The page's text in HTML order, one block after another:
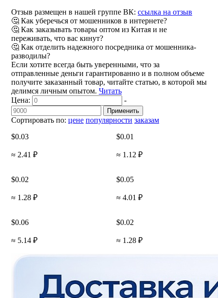
Отзыв размещен в нашей группе ВК: ссылка на отзыв
🤔 Как уберечься от мошенников в интернете?
🤔 Как заказывать товары оптом из Китая и не
переживать, что вас кинут?
🤔 Как отделить надежного посредника от мошенника-
разводилы?
Если хотите всегда быть уверенными, что за
отправленные деньги гарантированно и в полном объеме
получите заказанный товар, читайте статью, в которой мы
делимся личным опытом. Читать
Сортировать по: цене популярности заказам
Цена: -
Применить
$0.03
≈ 2.41 ₽
$0.01
≈ 1.12 ₽
$0.02
≈ 1.28 ₽
$0.05
≈ 4.01 ₽
$0.06
≈ 5.14 ₽
$0.02
≈ 1.28 ₽